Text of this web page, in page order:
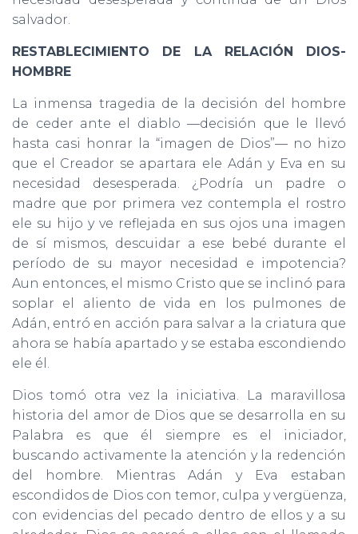
salvador.
RESTABLECIMIENTO DE LA RELACIÓN DIOS-
HOMBRE
La inmensa tragedia de la decisión del hombre
de ceder ante el diablo —decisión que le llevó
hasta casi honrar la “imagen de Dios”— no hizo
que el Creador se apartara ele Adán y Eva en su
necesidad desesperada. ¿Podría un padre o
madre que por primera vez contempla el rostro
ele su hijo y ve reflejada en sus ojos una imagen
de sí mismos, descuidar a ese bebé durante el
período de su mayor necesidad e impotencia?
Aun entonces, el mismo Cristo que se inclinó para
soplar el aliento de vida en los pulmones de
Adán, entró en acción para salvar a la criatura que
ahora se había apartado y se estaba escondiendo
ele él.
Dios tomó otra vez la iniciativa. La maravillosa
historia del amor de Dios que se desarrolla en su
Palabra es que él siempre es el iniciador,
buscando activamente la atención y la redención
del hombre. Mientras Adán y Eva estaban
escondidos de Dios con temor, culpa y vergüenza,
con evidencias del pecado dentro de ellos y a su